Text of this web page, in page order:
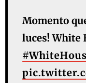
Momento
luces! White